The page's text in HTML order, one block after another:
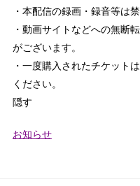
・本配信の録画・録音等は
・動画サイトなどへの無断
がございます。
・一度購入されたチケット
ください。
隠す
カ
お知らせ